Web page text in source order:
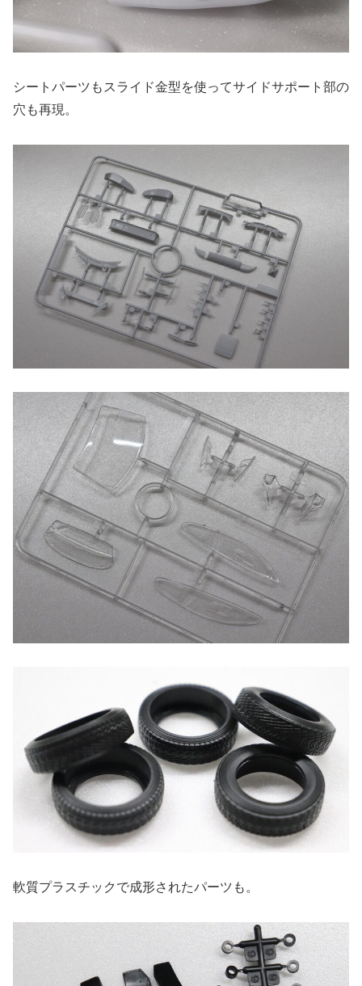
シートパーツもスライド金型を使ってサイドサポート部の
穴も再現。
軟質プラスチックで成形されたパーツも。